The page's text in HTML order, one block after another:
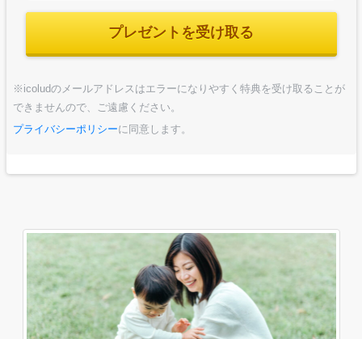
プレゼントを受け取る
※icoludのメールアドレスはエラーになりやすく特典を受け取ることが
できませんので、ご遠慮ください。
プライバシーポリシーに同意します。